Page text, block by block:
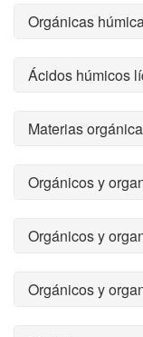
Orgánicas
Ácidos húmicos
Materias
Orgánicos y
Orgánicos y
Orgánicos y